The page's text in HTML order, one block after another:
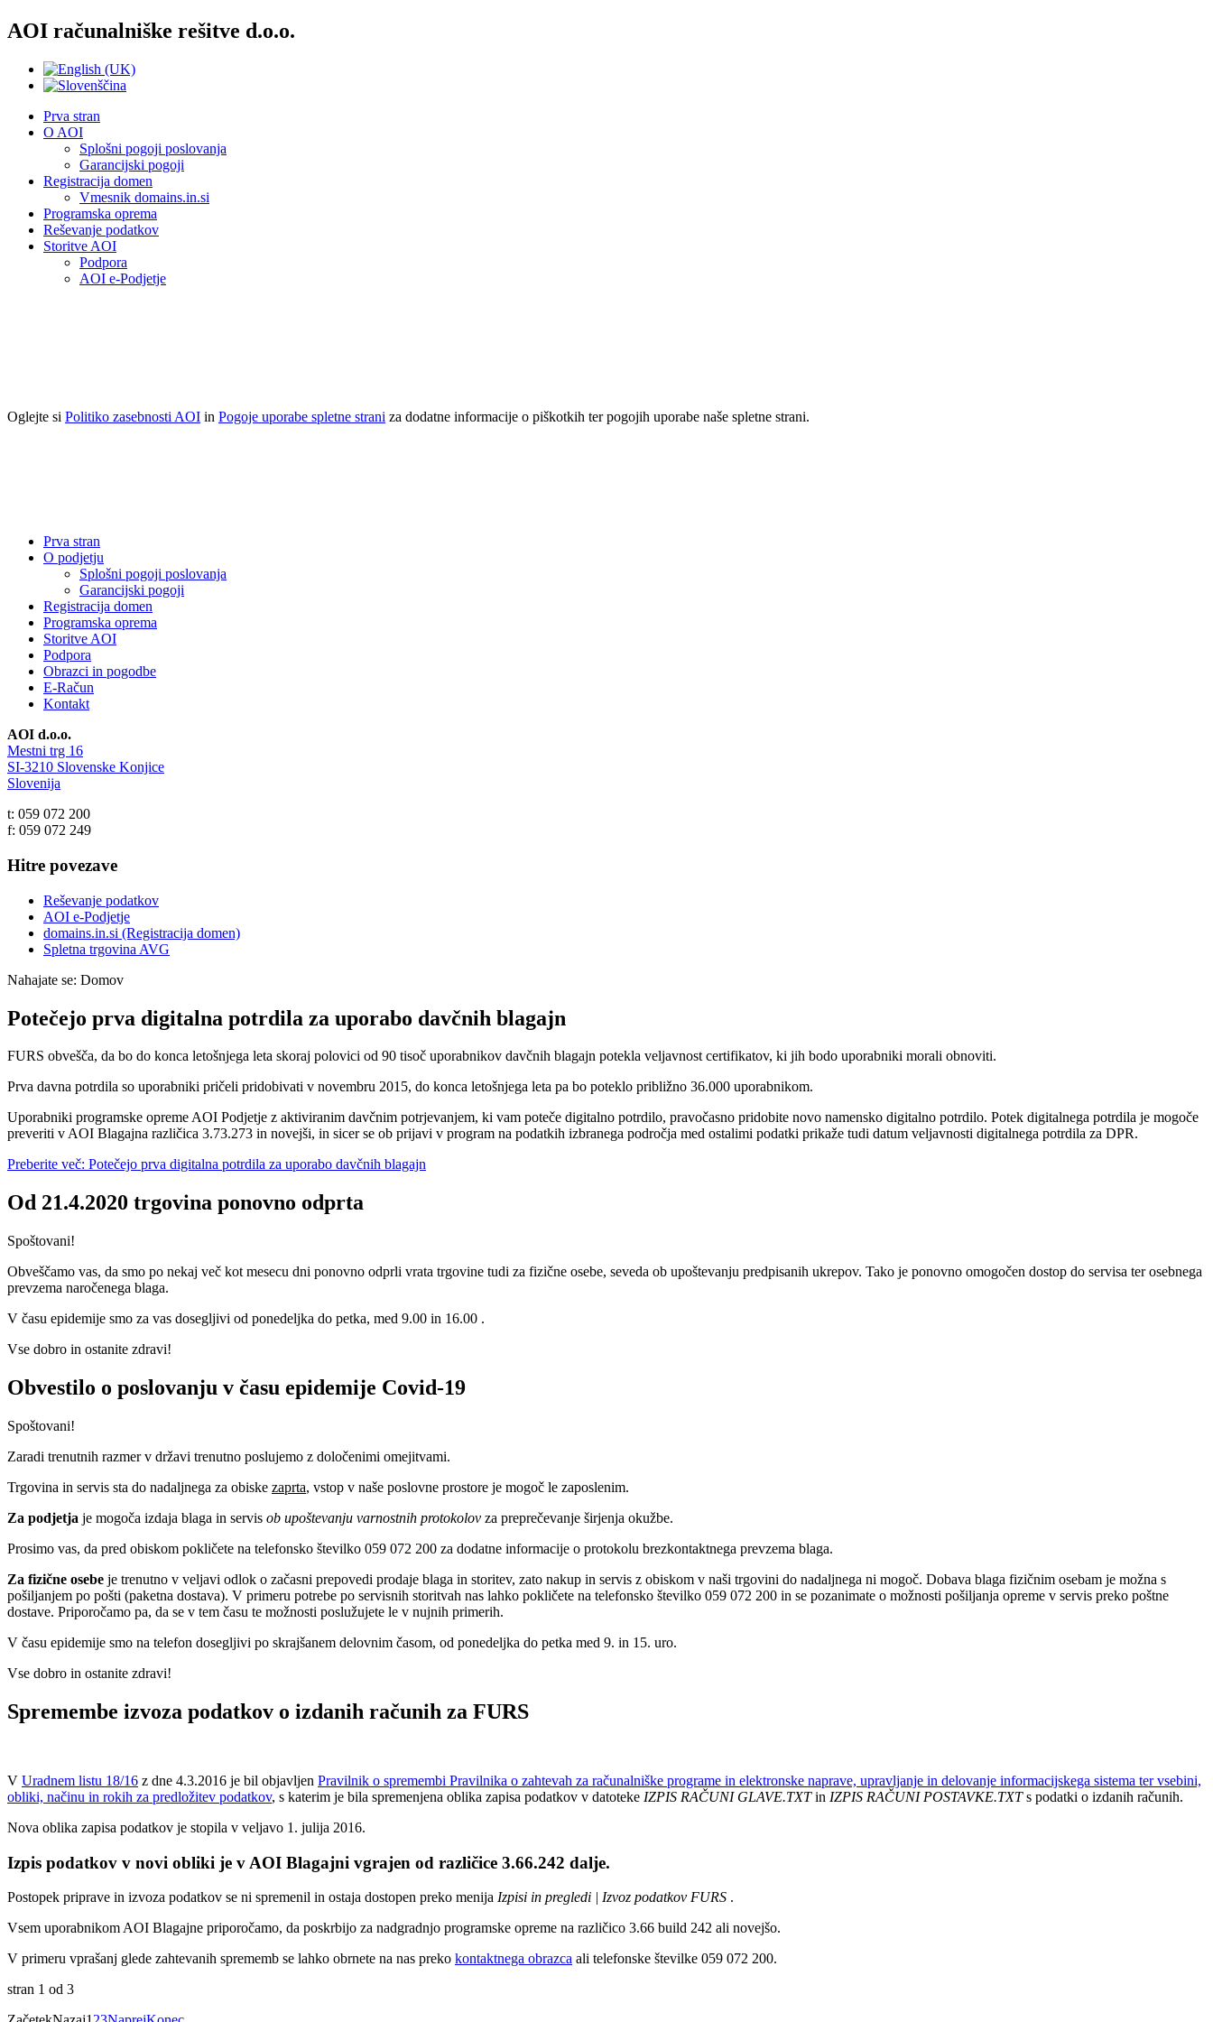
AOI računalniške rešitve d.o.o.
Prva stran
O AOI
Splošni pogoji poslovanja
Garancijski pogoji
Registracija domen
Vmesnik domains.in.si
Programska oprema
Reševanje podatkov
Storitve AOI
Podpora
AOI e-Podjetje
Oglejte si Politiko zasebnosti AOI in Pogoje uporabe spletne strani za dodatne informacije o piškotkih ter pogojih uporabe naše spletne strani.
Prva stran
O podjetju
Splošni pogoji poslovanja
Garancijski pogoji
Registracija domen
Programska oprema
Storitve AOI
Podpora
Obrazci in pogodbe
E-Račun
Kontakt
AOI d.o.o.
Mestni trg 16
SI-3210 Slovenske Konjice
Slovenija
t: 059 072 200
f: 059 072 249
Hitre povezave
Reševanje podatkov
AOI e-Podjetje
domains.in.si (Registracija domen)
Spletna trgovina AVG
Nahajate se: Domov
Potečejo prva digitalna potrdila za uporabo davčnih blagajn
FURS obvešča, da bo do konca letošnjega leta skoraj polovici od 90 tisoč uporabnikov davčnih blagajn potekla veljavnost certifikatov, ki jih bodo uporabniki morali obnoviti.
Prva davna potrdila so uporabniki pričeli pridobivati v novembru 2015, do konca letošnjega leta pa bo poteklo približno 36.000 uporabnikom.
Uporabniki programske opreme AOI Podjetje z aktiviranim davčnim potrjevanjem, ki vam poteče digitalno potrdilo, pravočasno pridobite novo namensko digitalno potrdilo. Potek digitalnega potrdila je mogoče
preveriti v AOI Blagajna različica 3.73.273 in novejši, in sicer se ob prijavi v program na podatkih izbranega področja med ostalimi podatki prikaže tudi datum veljavnosti digitalnega potrdila za DPR.
Preberite več: Potečejo prva digitalna potrdila za uporabo davčnih blagajn
Od 21.4.2020 trgovina ponovno odprta
Spoštovani!
Obveščamo vas, da smo po nekaj več kot mesecu dni ponovno odprli vrata trgovine tudi za fizične osebe, seveda ob upoštevanju predpisanih ukrepov. Tako je ponovno omogočen dostop do servisa ter osebnega
prevzema naročenega blaga.
V času epidemije smo za vas dosegljivi od ponedeljka do petka, med 9.00 in 16.00 .
Vse dobro in ostanite zdravi!
Obvestilo o poslovanju v času epidemije Covid-19
Spoštovani!
Zaradi trenutnih razmer v državi trenutno poslujemo z določenimi omejitvami.
Trgovina in servis sta do nadaljnega za obiske zaprta, vstop v naše poslovne prostore je mogoč le zaposlenim.
Za podjetja je mogoča izdaja blaga in servis ob upoštevanju varnostnih protokolov za preprečevanje širjenja okužbe.
Prosimo vas, da pred obiskom pokličete na telefonsko številko 059 072 200 za dodatne informacije o protokolu brezkontaktnega prevzema blaga.
Za fizične osebe je trenutno v veljavi odlok o začasni prepovedi prodaje blaga in storitev, zato nakup in servis z obiskom v naši trgovini do nadaljnega ni mogoč. Dobava blaga fizičnim osebam je možna s
pošiljanjem po pošti (paketna dostava). V primeru potrebe po servisnih storitvah nas lahko pokličete na telefonsko številko 059 072 200 in se pozanimate o možnosti pošiljanja opreme v servis preko poštne
dostave. Priporočamo pa, da se v tem času te možnosti poslužujete le v nujnih primerih.
V času epidemije smo na telefon dosegljivi po skrajšanem delovnim časom, od ponedeljka do petka med 9. in 15. uro.
Vse dobro in ostanite zdravi!
Spremembe izvoza podatkov o izdanih računih za FURS
V Uradnem listu 18/16 z dne 4.3.2016 je bil objavljen Pravilnik o spremembi Pravilnika o zahtevah za računalniške programe in elektronske naprave, upravljanje in delovanje informacijskega sistema ter vsebini,
obliki, načinu in rokih za predložitev podatkov, s katerim je bila spremenjena oblika zapisa podatkov v datoteke IZPIS RAČUNI GLAVE.TXTin IZPIS RAČUNI POSTAVKE.TXTs podatki o izdanih računih.
Nova oblika zapisa podatkov je stopila v veljavo 1. julija 2016.
Izpis podatkov v novi obliki je v AOI Blagajni vgrajen od različice 3.66.242 dalje.
Postopek priprave in izvoza podatkov se ni spremenil in ostaja dostopen preko menija Izpisi in pregledi | Izvoz podatkov FURS .
Vsem uporabnikom AOI Blagajne priporočamo, da poskrbijo za nadgradnjo programske opreme na različico 3.66 build 242 ali novejšo.
V primeru vprašanj glede zahtevanih sprememb se lahko obrnete na nas preko kontaktnega obrazca ali telefonske številke 059 072 200.
stran 1 od 3